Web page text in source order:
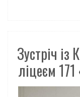
Зустріч із
ліцеєм